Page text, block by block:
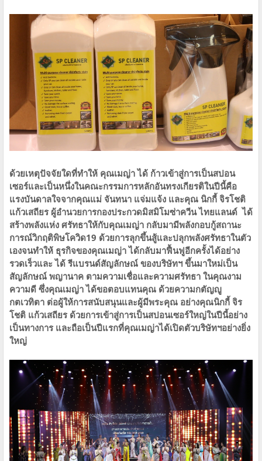
ด้วยเหตุปัจจัยใดที่ทำให้ คุณเมญ่า ได้ ก้าวเข้าสู่การเป็นสปอน
เซอร์และเป็นหนึ่งในคณะกรรมการหลักอันทรงเกียรติในปีนี้คือ
แรงบันดาลใจจากคุณแม่ จันทนา แจ่มแจ้ง และคุณ นิกกี้ จิรโชติ
แก้วเสถียร ผู้อำนวยการกองประกวดมิสมิโมซ่าควีน ไทยแลนด์ ได้
สร้างพลังแห่ง ศรัทธาให้กับคุณเมญ่า กลับมามีพลังกอบกู้สถานะ
การณ์วิกฤติพิษโควิด19 ด้วยการลุกขึ้นสู้และปลุกพลังศรัทธาในตัว
เองจนทำให้ ธุรกิจของคุณเมญ่า ได้กลับมาฟื้นฟูอีกครั้งได้อย่าง
รวดเร็วและ ได้ รีแบรนด์สัญลักษณ์ ของบริษัทฯ ขึ้นมาใหม่เป็น
สัญลักษณ์ พญานาค ตามความเชื่อและความศรัทธา ในคุณงาม
ความดี ซึ่งคุณเมญ่า ได้ขอตอบแทนคุณ ด้วยความกตัญญู
กตเวทิตา ต่อผู้ให้การสนับสนุนและผู้มีพระคุณ อย่างคุณนิกกี้ จิร
โชติ แก้วเสถียร ด้วยการเข้าสู่การเป็นสปอนเซอร์ใหญ่ในปีนี้อย่าง
เป็นทางการ และถือเป็นปีแรกที่คุณเมญ่าได้เปิดตัวบริษัทฯอย่างยิ่ง
ใหญ่